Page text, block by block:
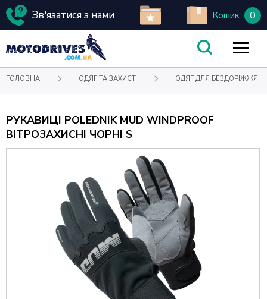
Зв'язатися з нами Кошик 0
ГОЛОВНА ОДЯГ ТА ЗАХИСТ ОДЯГ ДЛЯ БЕЗДОРІЖЖЯ
РУКАВИЦІ POLEDNIK MUD WINDPROOF
ВІТРОЗАХИСНІ ЧОРНІ S